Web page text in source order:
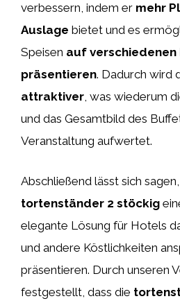
verbessern, indem er mehr
Auslage bietet und es
Speisen auf verschiedenen
präsentieren. Dadurch wird
attraktiver, was wiederum
und das Gesamtbild des
Veranstaltung aufwertet.
Abschließend lässt sich
tortenständer 2 stöckig
elegante Lösung für Hotels
und andere Köstlichkeiten
präsentieren. Durch unseren
festgestellt, dass die